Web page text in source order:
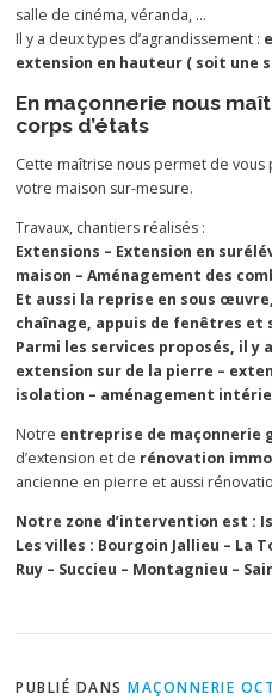
salle de cinéma, véranda, …
Il y a deux types d’agrandissement :
extension en hauteur ( soit une
En maçonnerie nous
corps d’états
Cette maîtrise nous permet de
votre maison sur-mesure.
Travaux, chantiers réalisés :
Extensions – Extension en
maison – Aménagement des
Et aussi la reprise en sous
chaînage, appuis de fenêtres et
Parmi les services proposés, il y
extension sur de la pierre –
isolation – aménagement
Notre entreprise de maçonnerie
d’extension et de rénovation
ancienne en pierre et aussi
Notre zone d’intervention est :
Les villes : Bourgoin Jallieu – La
Ruy – Succieu – Montagnieu –
PUBLIÉ DANSMAÇONNERIE